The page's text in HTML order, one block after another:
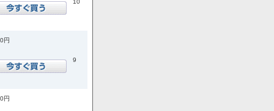
10
円
9
円